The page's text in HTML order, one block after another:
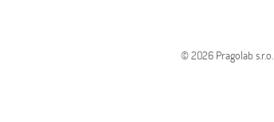
© 2026 Pragolab s.r.o.